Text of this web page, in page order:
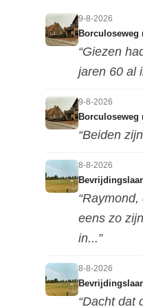
9-8-2026
“Giezen
jaren 60 al
9-8-2026
“Beiden
8-8-2026
eens zo
in...”
8-8-2026
“Dacht dat